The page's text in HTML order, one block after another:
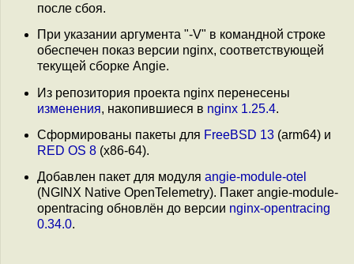
после сбоя.
При указании аргумента "-V" в командной строке
обеспечен показ версии nginx, соответствующей
текущей сборке Angie.
Из репозитория проекта nginx перенесены
изменения, накопившиеся в nginx 1.25.4.
Сформированы пакеты для FreeBSD 13 (arm64) и
RED OS 8 (x86-64).
Добавлен пакет для модуля angie-module-otel
(NGINX Native OpenTelemetry). Пакет angie-module-
opentracing обновлён до версии nginx-opentracing
0.34.0.